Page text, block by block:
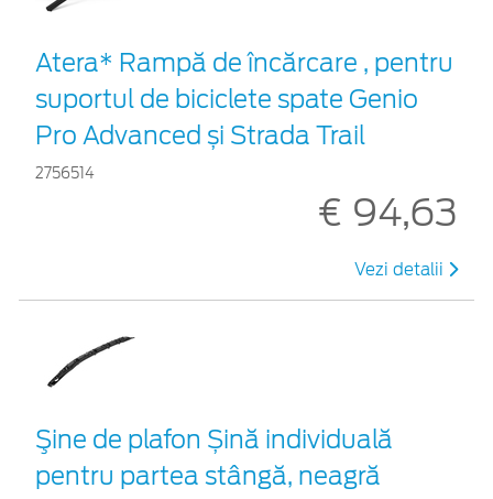
Atera* Rampă de încărcare , pentru
suportul de biciclete spate Genio
Pro Advanced și Strada Trail
2756514
€ 94,63
Vezi detalii
Şine de plafon Șină individuală
pentru partea stângă, neagră